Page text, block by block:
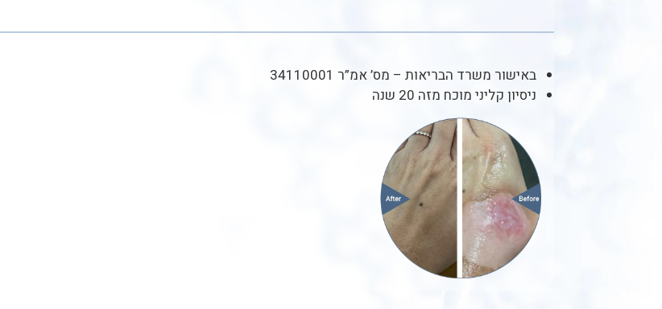
באישור משרד הבריאות – מס’ אמ”ר 34110001
ניסיון קליני מוכח מזה 20 שנה